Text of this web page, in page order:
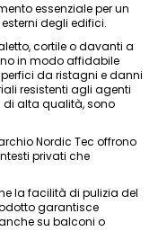
essenziale per un
degli edifici.
cortile o davanti a
in modo affidabile
da ristagni e danni
resistenti agli agenti
alta qualità, sono
Nordic Tec offrono
privati che
la facilità di pulizia del
garantisce
su balconi o